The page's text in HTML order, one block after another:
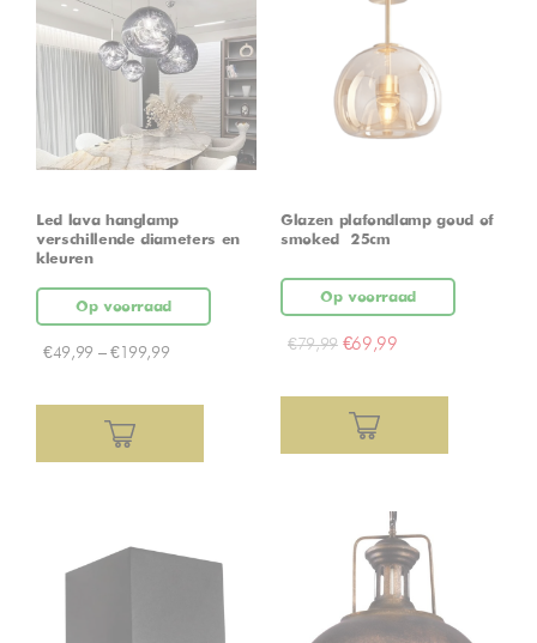
Led lava hanglamp –
verschillende diameters en
kleuren
Op voorraad
€49,99 –€199,99
Glazen plafondlamp goud of
smoked – 25cm
Op voorraad
€79,99 €69,99